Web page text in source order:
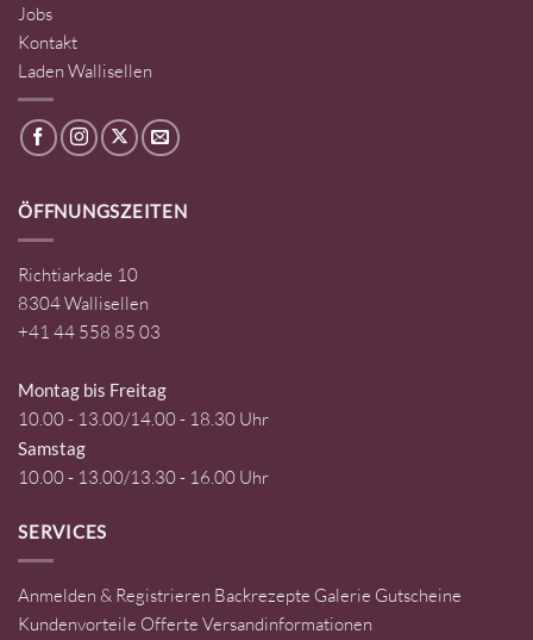
Jobs
Kontakt
Laden Wallisellen
ÖFFNUNGSZEITEN
Richtiarkade 10
8304 Wallisellen
+41 44 558 85 03
Montag bis Freitag
10.00 - 13.00/14.00 - 18.30 Uhr
Samstag
10.00 - 13.00/13.30 - 16.00 Uhr
SERVICES
Anmelden & Registrieren Backrezepte Galerie Gutscheine
Kundenvorteile Offerte Versandinformationen